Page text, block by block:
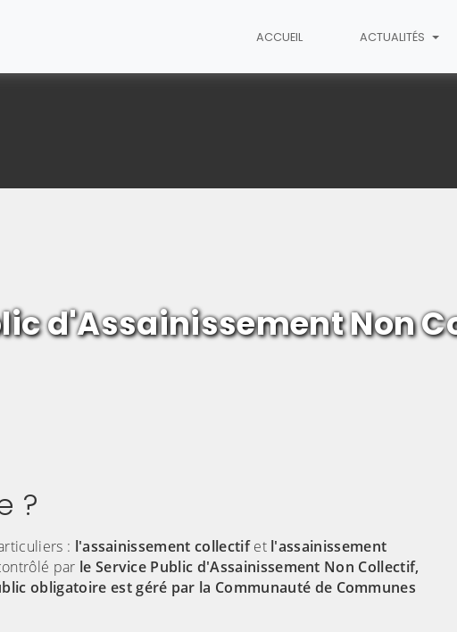
ACCUEIL ACTUALITÉS
d'Assainissement Non
?
: l'assainissement collectifet l'assainissement
par le Service Public d'Assainissement Non Collectif,
obligatoire est géré par la Communauté de Communes